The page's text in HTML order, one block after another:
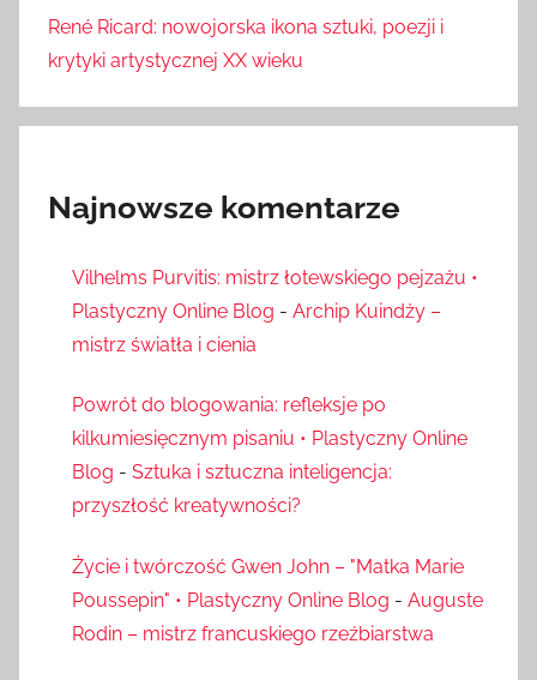
René Ricard: nowojorska ikona sztuki, poezji i
krytyki artystycznej XX wieku
Najnowsze komentarze
Vilhelms Purvitis: mistrz łotewskiego pejzażu •
Plastyczny Online Blog - Archip Kuindży –
mistrz światła i cienia
Powrót do blogowania: refleksje po
kilkumiesięcznym pisaniu • Plastyczny Online
Blog - Sztuka i sztuczna inteligencja:
przyszłość kreatywności?
Życie i twórczość Gwen John – "Matka Marie
Poussepin" • Plastyczny Online Blog - Auguste
Rodin – mistrz francuskiego rzeźbiarstwa